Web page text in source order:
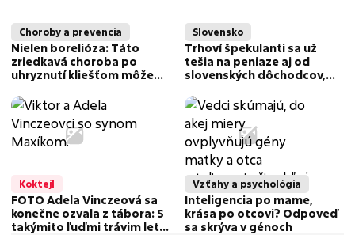
Choroby a prevencia
Nielen borelióza: Táto
zriedkavá choroba po
uhryznutí kliešťom môže
Slovensko
Trhoví špekulanti sa už
tešia na peniaze aj od
slovenských dôchodcov,
odpustky
Koktejl
FOTO Adela Vinczeová sa
konečne ozvala z tábora: S
takýmito ľuďmi trávim leto!
Vzťahy a psychológia
Inteligencia po mame,
krása po otcovi? Odpoveď
sa skrýva v génoch